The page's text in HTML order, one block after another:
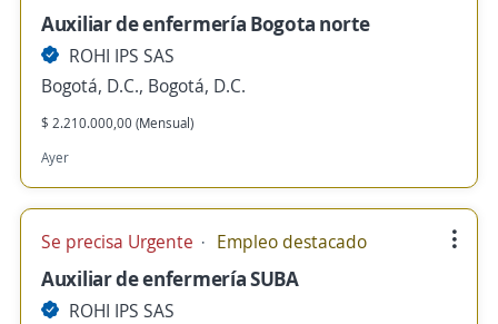
Auxiliar de enfermería Bogota norte
ROHI IPS SAS
Bogotá, D.C., Bogotá, D.C.
$ 2.210.000,00 (Mensual)
Ayer
Se precisa Urgente Empleo destacado
Auxiliar de enfermería SUBA
ROHI IPS SAS